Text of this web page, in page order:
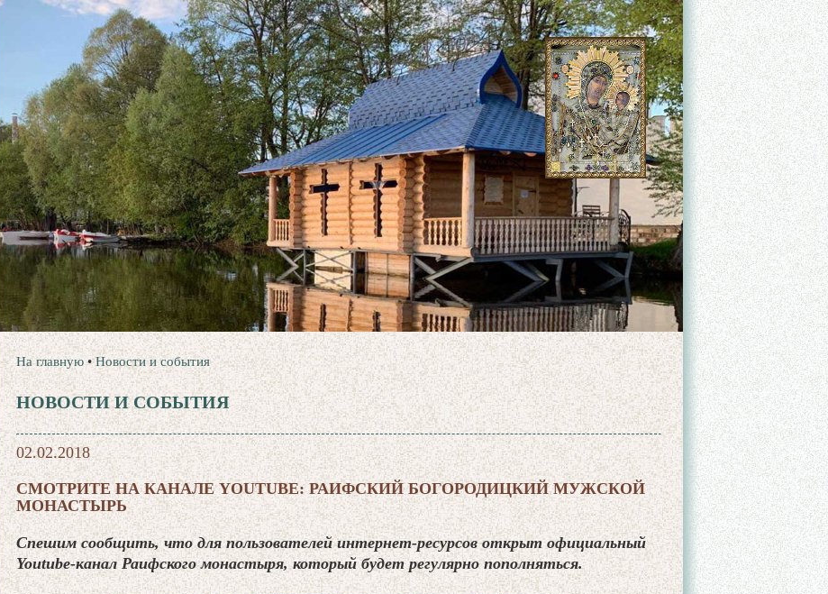
На главную •Новости и события
НОВОСТИ И СОБЫТИЯ
02.02.2018
СМОТРИТЕ НА КАНАЛЕ YOUTUBE: РАИФСКИЙ БОГОРОДИЦКИЙ МУЖСКОЙ
МОНАСТЫРЬ
Спешим сообщить, что для пользователей интернет-ресурсов открыт официальный
Youtube-канал Раифского монастыря, который будет регулярно пополняться.